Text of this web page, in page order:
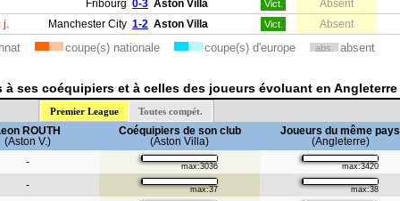
Fribourg 0-3 Aston Villa Vict.
Absent
j. Manchester City 1-2 Aston Villa Vict. Absent
coupe(s) nationale coupe(s) d'europe abs. absent
à ses coéquipiers et à celles des joueurs évoluant en Angleterre
Premier League Toutes compét.
ROUTH
(Aston V.)
Coéquipiers de son club
(Aston Villa)
Joueurs du même pays
(Angleterre)
- max:3036 max:3420
- max:37 max:38